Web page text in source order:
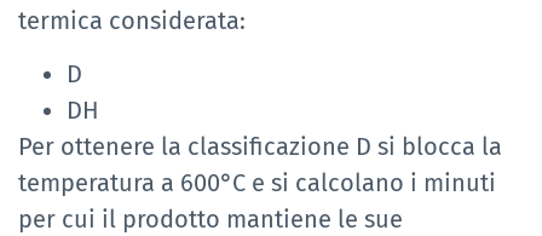
termica considerata:
D
DH
Per ottenere la classificazione D si blocca la
temperatura a 600°C e si calcolano i minuti
per cui il prodotto mantiene le sue